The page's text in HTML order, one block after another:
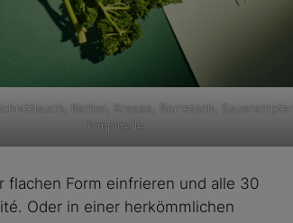
Kerbel, Kresse, Borretsch, Sauerampfer,
Pimpinelle
flachen Form einfrieren und alle 30
Oder in einer herkömmlichen